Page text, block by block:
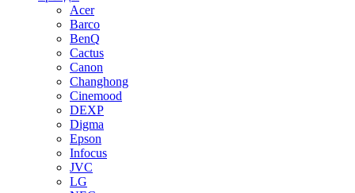
Acer
Barco
BenQ
Cactus
Canon
Changhong
Cinemood
DEXP
Digma
Epson
Infocus
JVC
LG